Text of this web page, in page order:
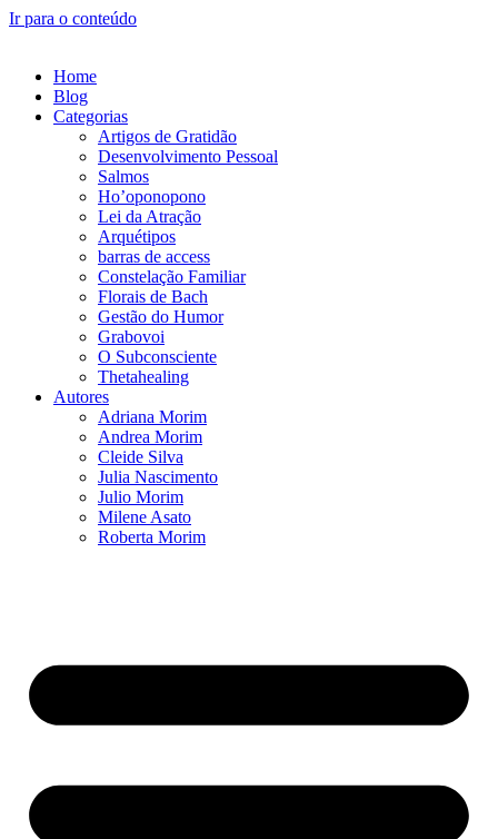
Ir para o conteúdo
Home
Blog
Categorias
Artigos de Gratidão
Desenvolvimento Pessoal
Salmos
Ho’oponopono
Lei da Atração
Arquétipos
barras de access
Constelação Familiar
Florais de Bach
Gestão do Humor
Grabovoi
O Subconsciente
Thetahealing
Autores
Adriana Morim
Andrea Morim
Cleide Silva
Julia Nascimento
Julio Morim
Milene Asato
Roberta Morim